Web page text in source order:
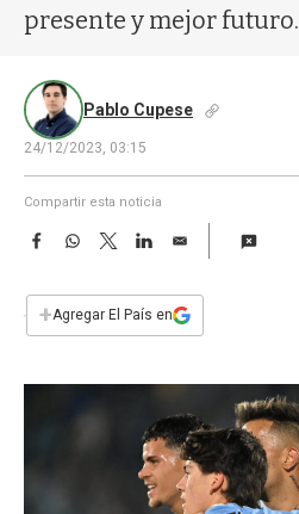
presente y mejor futuro.
Pablo Cupese
24/12/2023, 03:15
Compartir esta noticia
F
e
b
W
s
T
w
t
L
E
i
l
+Agregar El País en